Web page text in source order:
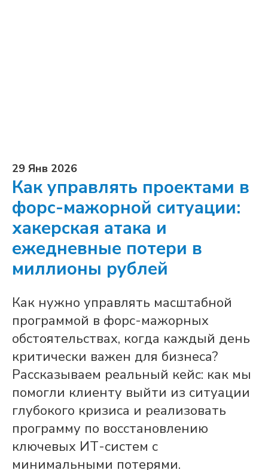
29 Янв 2026
Как управлять проектами в
форс-мажорной ситуации:
хакерская атака и
ежедневные потери в
миллионы рублей
Как нужно управлять масштабной
программой в форс-мажорных
обстоятельствах, когда каждый день
критически важен для бизнеса?
Рассказываем реальный кейс: как мы
помогли клиенту выйти из ситуации
глубокого кризиса и реализовать
программу по восстановлению
ключевых ИТ-систем с
минимальными потерями.